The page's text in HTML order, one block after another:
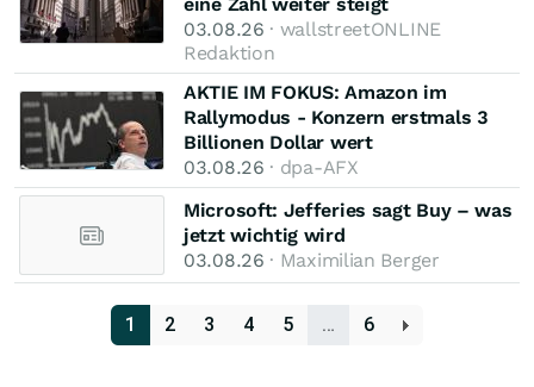
03.08.26 · wallstreetONLINE
Redaktion
AKTIE IM FOKUS: Amazon im
Rallymodus - Konzern erstmals 3
Billionen Dollar wert
03.08.26 · dpa-AFX
Microsoft: Jefferies sagt Buy – was
jetzt wichtig wird
03.08.26 · Maximilian Berger
1 2 3 4 5 … 6